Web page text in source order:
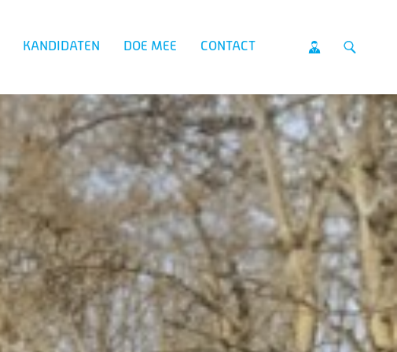
KANDIDATEN DOE MEE CONTACT